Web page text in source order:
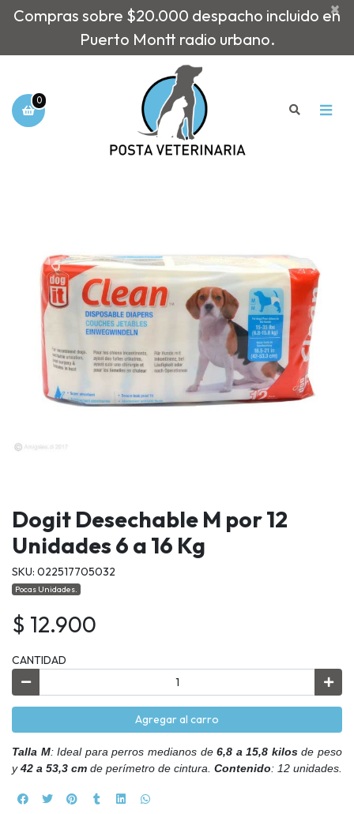
Compras sobre $20.000 despacho incluido en
Puerto Montt radio urbano.
×
0
Dogit Desechable M por 12
Unidades 6 a 16 Kg
SKU: 022517705032
Pocas Unidades.
$ 12.900
CANTIDAD
Agregar al carro
Talla M: Ideal para perros medianos de6,8 a 15,8 kilosde peso
y42 a 53,3 cm de perímetro de cintura. Contenido: 12 unidades.